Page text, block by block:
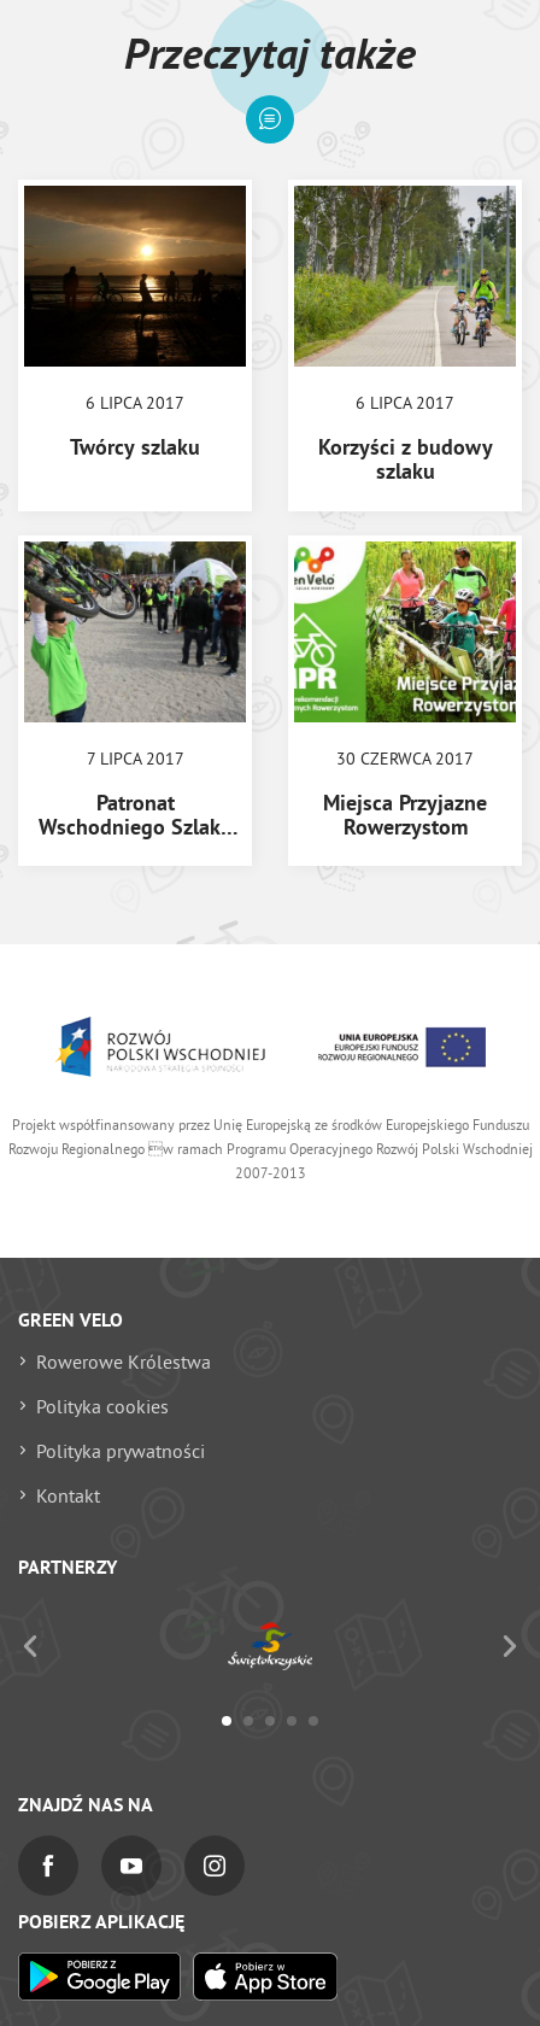
Przeczytaj także
6 LIPCA 2017
Twórcy szlaku
6 LIPCA 2017
Korzyści z budowy
szlaku
7 LIPCA 2017
Patronat
Wschodniego Szlaku
30 CZERWCA 2017
Miejsca Przyjazne
Rowerzystom
Projekt współfinansowany przez Unię Europejską ze środków Europejskiego Funduszu
Rozwoju Regionalnego w ramach Programu Operacyjnego Rozwój Polski Wschodniej
2007-2013
GREEN VELO
Rowerowe Królestwa
Polityka cookies
Polityka prywatności
Kontakt
PARTNERZY
ZNAJDŹ NAS NA
POBIERZ APLIKACJĘ